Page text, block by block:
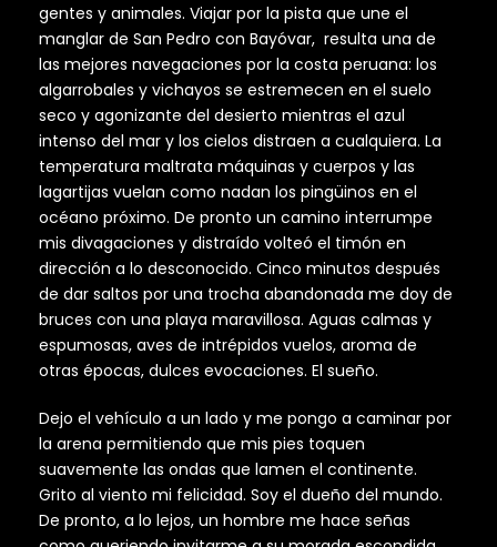
gentes y animales. Viajar por la pista que une el
manglar de San Pedro con Bayóvar, resulta una de
las mejores navegaciones por la costa peruana: los
algarrobales y vichayos se estremecen en el suelo
seco y agonizante del desierto mientras el azul
intenso del mar y los cielos distraen a cualquiera. La
temperatura maltrata máquinas y cuerpos y las
lagartijas vuelan como nadan los pingüinos en el
océano próximo. De pronto un camino interrumpe
mis divagaciones y distraído volteó el timón en
dirección a lo desconocido. Cinco minutos después
de dar saltos por una trocha abandonada me doy de
bruces con una playa maravillosa. Aguas calmas y
espumosas, aves de intrépidos vuelos, aroma de
otras épocas, dulces evocaciones. El sueño.
Dejo el vehículo a un lado y me pongo a caminar por
la arena permitiendo que mis pies toquen
suavemente las ondas que lamen el continente.
Grito al viento mi felicidad. Soy el dueño del mundo.
De pronto, a lo lejos, un hombre me hace señas